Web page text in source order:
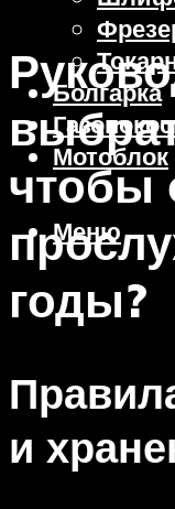
Болгарка
Мотоблок
Меню
чтобы
годы?
и